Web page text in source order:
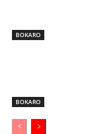
BOKARO
BOKARO